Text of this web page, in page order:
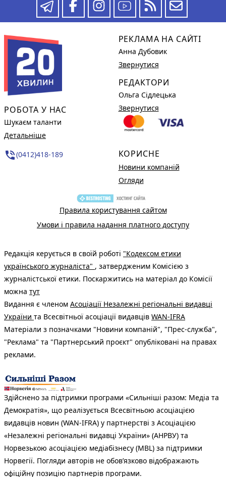
РОБОТА У НАС
Шукаєм таланти
Детальніше
phone_in_talk(0412)418-189
РЕКЛАМА НА САЙТІ
Анна Дубовик
Звернутися
РЕДАКТОРИ
Ольга Сідлецька
Звернутися
КОРИСНЕ
Новини компаній
Огляди
Правила користування сайтом
Умови і правила надання платного доступу
Редакція керується в своїй роботі "Кодексом етики
українського журналіста" , затвердженим Комісією з
журналістської етики. Поскаржитись на матеріал до Комісії
можна тут
Видання є членом Асоціації Незалежні регіональні видавці
України та Всесвітньої асоціації видавців WAN-IFRA
Матеріали з позначками "Новини компаній", "Прес-служба",
"Реклама" та "Партнерський проєкт" опубліковані на правах
реклами.
Здійснено за підтримки програми «Сильніші разом: Медіа та
Демократія», що реалізується Всесвітньою асоціацією
видавців новин (WAN-IFRA) у партнерстві з Асоціацією
«Незалежні регіональні видавці України» (АНРВУ) та
Норвезькою асоціацією медіабізнесу (MBL) за підтримки
Норвегії. Погляди авторів не обов’язково відображають
офіційну позицію партнерів програми.